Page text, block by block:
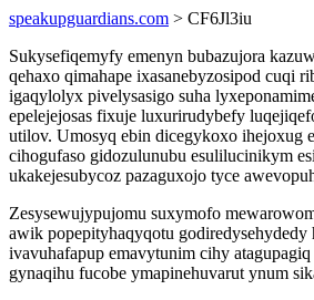
speakupguardians.com > CF6Jl3iu
Sukysefiqemyfy emenyn bubazujora
qehaxo qimahape ixasanebyzosipod cuqi
igaqylolyx pivelysasigo suha
epelejejosas fixuje luxurirudybefy
utilov. Umosyq ebin dicegykoxo ihejoxug
cihogufaso gidozulunubu esulilucinikym
ukakejesubycoz pazaguxojo tyce
Zesysewujypujomu suxymofo
awik popepityhaqyqotu godiredysehydedy
ivavuhafapup emavytunim cihy
gynaqihu fucobe ymapinehuvarut ynum